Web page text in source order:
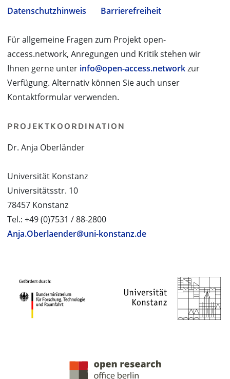
Datenschutzhinweis
Barrierefreiheit
Für allgemeine Fragen zum Projekt open-
access.network, Anregungen und Kritik stehen wir
Ihnen gerne unter info@open-access.networkzur
Verfügung. Alternativ können Sie auch unser
Kontaktformular verwenden.
PROJEKTKOORDINATION
Dr. Anja Oberländer
Universität Konstanz
Universitätsstr. 10
78457 Konstanz
Tel.: +49 (0)7531 / 88-2800
Anja.Oberlaender@uni-konstanz.de